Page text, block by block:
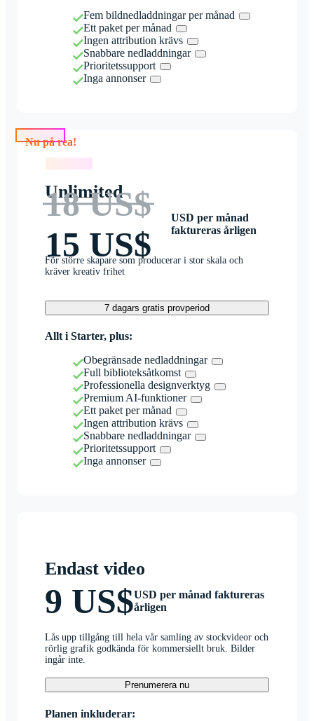
Fem bildnedladdningar per månad
Ett paket per månad
Ingen attribution krävs
Snabbare nedladdningar
Prioritetssupport
Inga annonser
Nu på rea!
Unlimited
18 US$
15 US$
USD per månad
faktureras årligen
För större skapare som producerar i stor skala och
kräver kreativ frihet
7 dagars gratis provperiod
Allt i Starter, plus:
Obegränsade nedladdningar
Full biblioteksåtkomst
Professionella designverktyg
Premium AI-funktioner
Ett paket per månad
Ingen attribution krävs
Snabbare nedladdningar
Prioritetssupport
Inga annonser
Endast video
9 US$USD per månad faktureras
årligen
Lås upp tillgång till hela vår samling av stockvideor och
rörlig grafik godkända för kommersiellt bruk. Bilder
ingår inte.
Prenumerera nu
Planen inkluderar: